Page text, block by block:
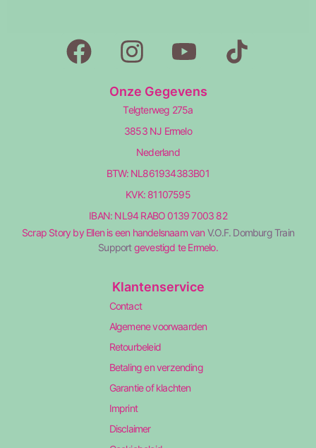
Onze Gegevens
Telgterweg 275a
3853 NJ Ermelo
Nederland
BTW: NL861934383B01
KVK: 81107595
IBAN: NL94 RABO 0139 7003 82
Scrap Story by Ellen is een handelsnaam van V.O.F. Domburg Train
Supportgevestigd te Ermelo.
Klantenservice
Contact
Algemene voorwaarden
Retourbeleid
Betaling en verzending
Garantie of klachten
Imprint
Disclaimer